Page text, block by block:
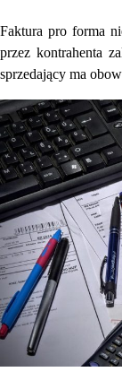
Faktura pro forma
przez kontrahenta
sprzedający ma